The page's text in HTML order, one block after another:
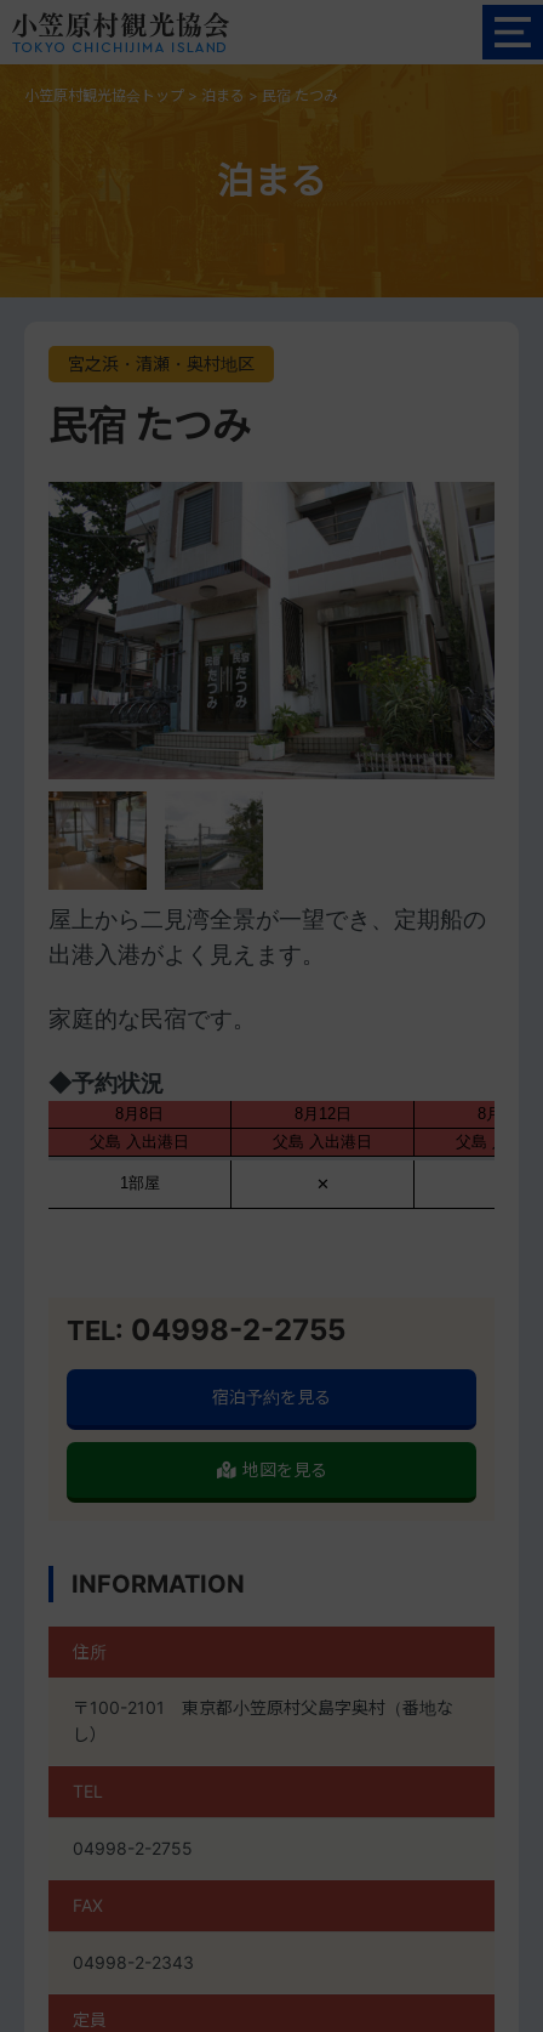
小笠原村観光協会トップ > 泊まる > 民宿 たつみ
泊まる
宮之浜・清瀬・奥村地区
民宿 たつみ
屋上から二見湾全景が一望でき、定期船の
出港入港がよく見えます。
家庭的な民宿です。
◆予約状況
TEL: 04998-2-2755
宿泊予約を見る
地図を見る
INFORMATION
住所
〒100-2101 東京都小笠原村父島字奥村（番地な
し）
TEL
04998-2-2755
FAX
04998-2-2343
定員